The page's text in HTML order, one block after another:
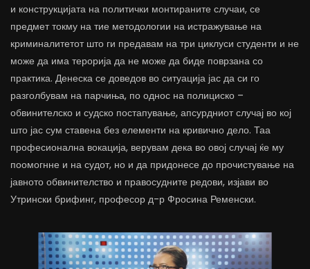
и конструкцијата на политички монтираните случаи, се
предмет токму на тие методологии на истражување на
криминалитетот што ги предавам на три циклуси студенти и не
може да има терорија да не може да биде поврзана со
практика. Денеска се доведов во ситуација јас да си го
разголбувам на парчиња, по однос на полициско –
обвинителско и судско постапување, апсурдниот случај во кој
што јас сум ставена без елементи на кривично дело. Таа
професионална вокација, верувам дека во овој случај ќе му
поомогнне и на судот, но и да придонесе до прочистување на
јавното обвинителство и правосудните редови, изјави во
Утрински брифинг, професор д-р Фросина Ременски.